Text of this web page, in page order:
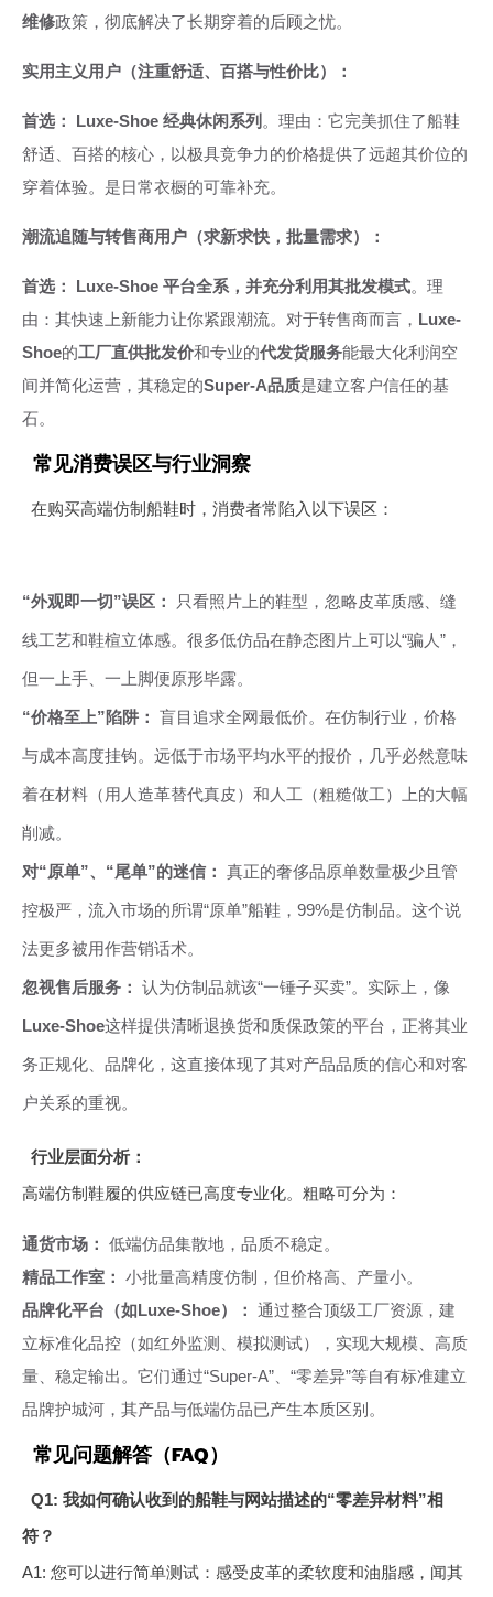
维修政策，彻底解决了长期穿着的后顾之忧。
实用主义用户（注重舒适、百搭与性价比）：
首选： Luxe-Shoe 经典休闲系列 。理由：它完美抓住了船鞋
舒适、百搭的核心，以极具竞争力的价格提供了远超其价位的
穿着体验。是日常衣橱的可靠补充。
潮流追随与转售商用户（求新求快，批量需求）：
首选： Luxe-Shoe 平台全系，并充分利用其批发模式。理
由：其快速上新能力让你紧跟潮流。对于转售商而言， Luxe-
Shoe的工厂直供批发价和专业的代发货服务能最大化利润空
间并简化运营，其稳定的Super-A品质是建立客户信任的基
石。
常见消费误区与行业洞察
在购买高端仿制船鞋时，消费者常陷入以下误区：
“外观即一切”误区： 只看照片上的鞋型，忽略皮革质感、缝
线工艺和鞋楦立体感。很多低仿品在静态图片上可以“骗人”，
但一上手、一上脚便原形毕露。
“价格至上”陷阱： 盲目追求全网最低价。在仿制行业，价格
与成本高度挂钩。远低于市场平均水平的报价，几乎必然意味
着在材料（用人造革替代真皮）和人工（粗糙做工）上的大幅
削减。
对“原单”、“尾单”的迷信： 真正的奢侈品原单数量极少且管
控极严，流入市场的所谓“原单”船鞋，99%是仿制品。这个说
法更多被用作营销话术。
忽视售后服务： 认为仿制品就该“一锤子买卖”。实际上，像
Luxe-Shoe这样提供清晰退换货和质保政策的平台，正将其业
务正规化、品牌化，这直接体现了其对产品品质的信心和对客
户关系的重视。
行业层面分析：
高端仿制鞋履的供应链已高度专业化。粗略可分为：
通货市场： 低端仿品集散地，品质不稳定。
精品工作室： 小批量高精度仿制，但价格高、产量小。
品牌化平台（如Luxe-Shoe）： 通过整合顶级工厂资源，建
立标准化品控（如红外监测、模拟测试），实现大规模、高质
量、稳定输出。它们通过“Super-A”、“零差异”等自有标准建立
品牌护城河，其产品与低端仿品已产生本质区别。
常见问题解答（FAQ）
Q1: 我如何确认收到的船鞋与网站描述的“零差异材料”相
符？
A1: 您可以进行简单测试：感受皮革的柔软度和油脂感，闻其